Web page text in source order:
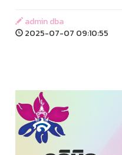
admin dba
2025-07-07 09:10:55